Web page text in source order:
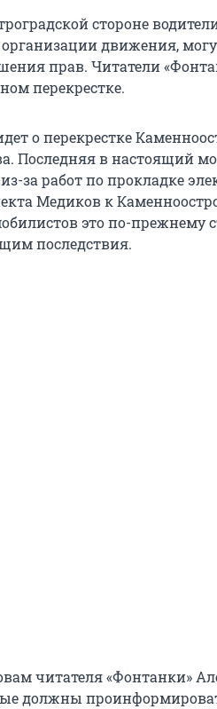
стороне
движения,
прав. Читатели
перекрестке.
о перекрестке
Последняя в настоящий
за работ по прокладке
Медиков к
это по-
последствия.
читателя «Фонтанки»
должны